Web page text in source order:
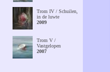
Trom IV / Schuilen,
in de luwte
2009
Trom V /
Vastgelopen
2007